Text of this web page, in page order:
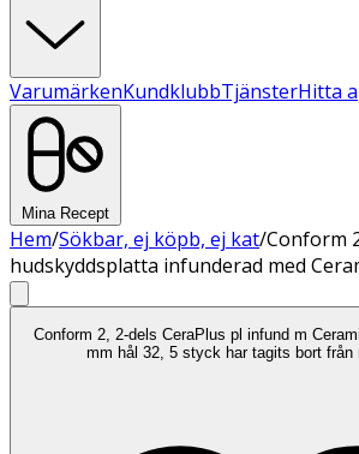
VarumärkenKundklubbTjänsterHitta
Mina Recept
Hem/Sökbar, ej köpb, ej kat/Conform
hudskyddsplatta infunderad med
Conform 2, 2-dels CeraPlus pl infund m
mm hål 32, 5 styck har tagits bort från